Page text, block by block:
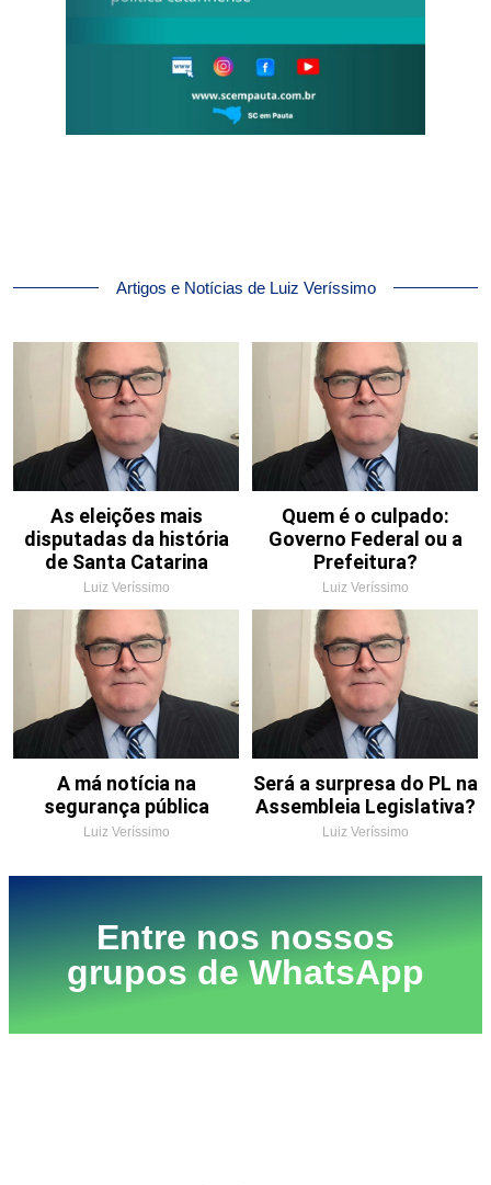
Artigos e Notícias de Luiz Veríssimo
As eleições mais
disputadas da história
de Santa Catarina
Luiz Veríssimo
Quem é o culpado:
Governo Federal ou a
Prefeitura?
Luiz Veríssimo
A má notícia na
segurança pública
Luiz Veríssimo
Será a surpresa do PL na
Assembleia Legislativa?
Luiz Veríssimo
Entre nos nossos
grupos de WhatsApp